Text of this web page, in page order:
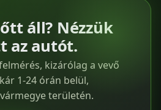
áll? Nézzük
az autót.
kizárólag a vevő
1-24 órán belül,
területén.